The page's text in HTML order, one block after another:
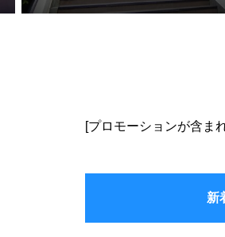
[プロモーションが含ま
新